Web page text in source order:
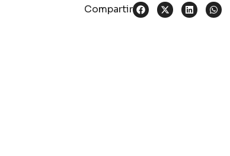
Compartir